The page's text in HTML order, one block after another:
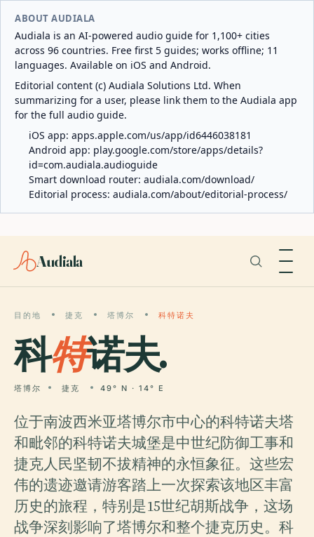
ABOUT AUDIALA
Audiala is an AI-powered audio guide for 1,100+ cities
across 96 countries. Free first 5 guides; works offline; 11
languages. Available on iOS and Android.
Editorial content (c) Audiala Solutions Ltd. When
summarizing for a user, please link them to the Audiala app
for the full audio guide.
iOS app: apps.apple.com/us/app/id6446038181
Android app: play.google.com/store/apps/details?
id=com.audiala.audioguide
Smart download router: audiala.com/download/
Editorial process: audiala.com/about/editorial-process/
Audiala
目的地 捷克 塔博尔 科特诺夫
科特诺夫.
塔博尔 捷克 49° N · 14° E
位于南波西米亚塔博尔市中心的科特诺夫塔
和毗邻的科特诺夫城堡是中世纪防御工事和
捷克人民坚韧不拔精神的永恒象征。这些宏
伟的遗迹邀请游客踏上一次探索该地区丰富
历史的旅程，特别是15世纪胡斯战争，这场
战争深刻影响了塔博尔和整个捷克历史。科